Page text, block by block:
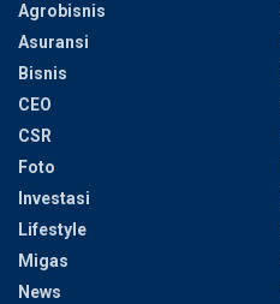
Agrobisnis
Asuransi
Bisnis
CEO
CSR
Foto
Investasi
Lifestyle
Migas
News